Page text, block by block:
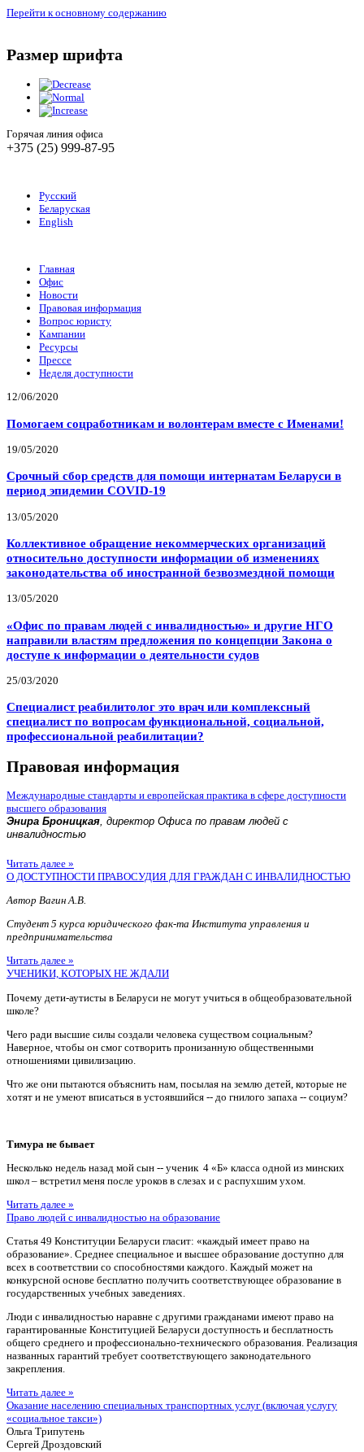
Перейти к основному содержанию
Размер шрифта
Горячая линия офиса
+375 (25) 999-87-95
Русский
Беларуская
English
Главная
Офис
Новости
Правовая информация
Вопрос юристу
Кампании
Ресурсы
Прессе
Неделя доступности
12/06/2020
Помогаем соцработникам и волонтерам вместе с Именами!
19/05/2020
Срочный сбор средств для помощи интернатам Беларуси в
период эпидемии COVID-19
13/05/2020
Коллективное обращение некоммерческих организаций
относительно доступности информации об изменениях
законодательства об иностранной безвозмездной помощи
13/05/2020
«Офис по правам людей с инвалидностью» и другие НГО
направили властям предложения по концепции Закона о
доступе к информации о деятельности судов
25/03/2020
Специалист реабилитолог это врач или комплексный
специалист по вопросам функциональной, социальной,
профессиональной реабилитации?
Правовая информация
Международные стандарты и европейская практика в сфере доступности
высшего образования
Энира Броницкая, директор Офиса по правам людей с
инвалидностью
Читать далее »
О ДОСТУПНОСТИ ПРАВОСУДИЯ ДЛЯ ГРАЖДАН С ИНВАЛИДНОСТЬЮ
Автор Вагин А.В.
Студент 5 курса юридического фак-та Института управления и
предпринимательства
Читать далее »
УЧЕНИКИ, КОТОРЫХ НЕ ЖДАЛИ
Почему дети-аутисты в Беларуси не могут учиться в общеобразовательной
школе?
Чего ради высшие силы создали человека существом социальным?
Наверное, чтобы он смог сотворить пронизанную общественными
отношениями цивилизацию.
Что же они пытаются объяснить нам, посылая на землю детей, которые не
хотят и не умеют вписаться в устоявшийся -- до гнилого запаха -- социум?
Тимура не бывает
Несколько недель назад мой сын -- ученик 4 «Б» класса одной из минских
школ – встретил меня после уроков в слезах и с распухшим ухом.
Читать далее »
Право людей с инвалидностью на образование
Статья 49 Конституции Беларуси гласит: «каждый имеет право на
образование». Среднее специальное и высшее образование доступно для
всех в соответствии со способностями каждого. Каждый может на
конкурсной основе бесплатно получить соответствующее образование в
государственных учебных заведениях.
Люди с инвалидностью наравне с другими гражданами имеют право на
гарантированные Конституцией Беларуси доступность и бесплатность
общего среднего и профессионально-технического образования. Реализация
названных гарантий требует соответствующего законодательного
закрепления.
Читать далее »
Оказание населению специальных транспортных услуг (включая услугу
«социальное такси»)
Ольга Трипутень
Сергей Дроздовский